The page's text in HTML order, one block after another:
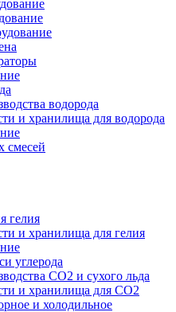
водорода
и хранилища для водорода
смесей
гелия
и хранилища для гелия
углерода
СО2 и сухого льда
и хранилища для CO2
и холодильное